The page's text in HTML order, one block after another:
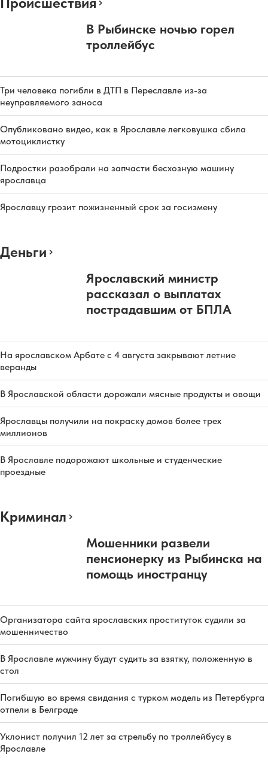
В Рыбинске ночью горел
троллейбус
Три человека погибли в ДТП в Переславле из-за
неуправляемого заноса
Опубликовано видео, как в Ярославле легковушка сбила
мотоциклистку
Подростки разобрали на запчасти бесхозную машину
ярославца
Ярославцу грозит пожизненный срок за госизмену
Деньги
Ярославский министр
рассказал о выплатах
пострадавшим от БПЛА
На ярославском Арбате с 4 августа закрывают летние
веранды
В Ярославской области дорожали мясные продукты и овощи
Ярославцы получили на покраску домов более трех
миллионов
В Ярославле подорожают школьные и студенческие
проездные
Криминал
Мошенники развели
пенсионерку из Рыбинска на
помощь иностранцу
Организатора сайта ярославских проституток судили за
мошенничество
В Ярославле мужчину будут судить за взятку, положенную в
стол
Погибшую во время свидания с турком модель из Петербурга
отпели в Белграде
Уклонист получил 12 лет за стрельбу по троллейбусу в
Ярославле